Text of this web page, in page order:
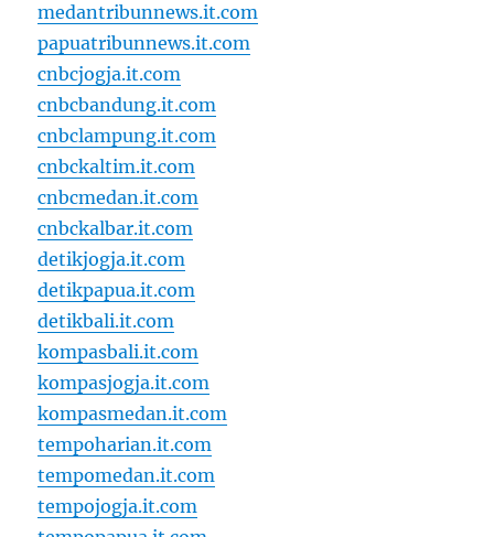
medantribunnews.it.com
papuatribunnews.it.com
cnbcjogja.it.com
cnbcbandung.it.com
cnbclampung.it.com
cnbckaltim.it.com
cnbcmedan.it.com
cnbckalbar.it.com
detikjogja.it.com
detikpapua.it.com
detikbali.it.com
kompasbali.it.com
kompasjogja.it.com
kompasmedan.it.com
tempoharian.it.com
tempomedan.it.com
tempojogja.it.com